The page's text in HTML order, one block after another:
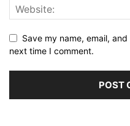
Save my name, email,
next time I comment.